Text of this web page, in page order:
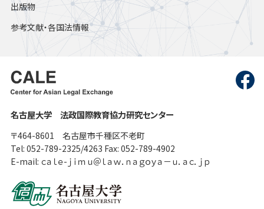
出版物
参考文献・各国法情報
名古屋大学 法政国際教育協力研究センター
〒464-8601 名古屋市千種区不老町
Tel: 052-789-2325/4263 Fax: 052-789-4902
E-mail: ｃａｌｅ-ｊｉｍｕ＠ｌａｗ．ｎａｇｏｙａ－ｕ．ａｃ．ｊｐ